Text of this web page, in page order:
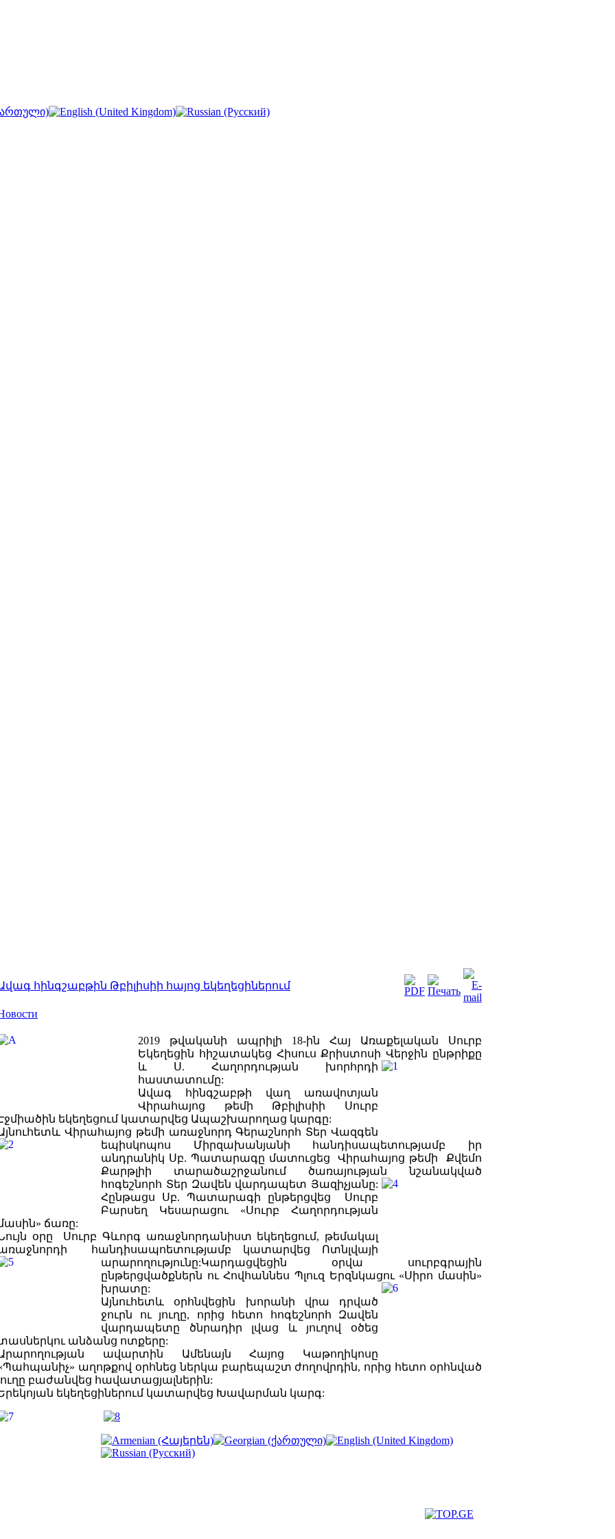
հինգշաբթին Թբիլիսիի հայոց եկեղեցիներում
2019 թվականի ապրիլի 18-ին Հայ Առաքելական Սուրբ
Եկեղեցին հիշատակեց Հիսուս Քրիստոսի Վերջին ընթրիքը
և Ս. Հաղորդության խորհրդի
հաստատումը:
Ավագ հինգշաբթի վաղ առավոտյան
Վիրահայոց թեմի Թբիլիսիի Սուրբ
եկեղեցում կատարվեց Ապաշխարողաց կարգը:
Վիրահայոց թեմի առաջնորդ Գերաշնորհ Տեր Վազգեն
եպիսկոպոս Միրզախանյանի
հանդիսապետությամբ իր
անդրանիկ Սբ. Պատարագը մատուցեց Վիրահայոց թեմի Քվեմո
Քարթլիի տարածաշրջանում ծառայության նշանակված
հոգեշնորհ Տեր Զավեն վարդապետ Յազիչյանը:
Հընթացս Սբ. Պատարագի ընթերցվեց Սուրբ
Բարսեղ Կեսարացու «Սուրբ Հաղորդության
ճառը:
օրը Սուրբ Գևորգ առաջնորդանիստ եկեղեցում, թեմակալ
հանդիսապոետությամբ կատարվեց Ոտնլվայի
արարողությունը:Կարդացվեցին օրվա սուրբգրային
ընթերցվածքներն ու Հովհաննես Պլուզ Երզնկացու «Սիրո մասին»
խրատը:
Այնուհետև օրհնվեցին խորանի վրա դրված
ջուրն ու յուղը, որից հետո հոգեշնորհ Զավեն
վարդապետը ծնրադիր լվաց և յուղով օծեց
անձանց ոտքերը:
ավարտին Ամենայն Հայոց Կաթողիկոսը
աղոթքով օրհնեց ներկա բարեպաշտ ժողովրդին, որից հետո օրհնված
բաժանվեց հավատացյալներին:
եկեղեցիներում կատարվեց Խավարման կարգ: